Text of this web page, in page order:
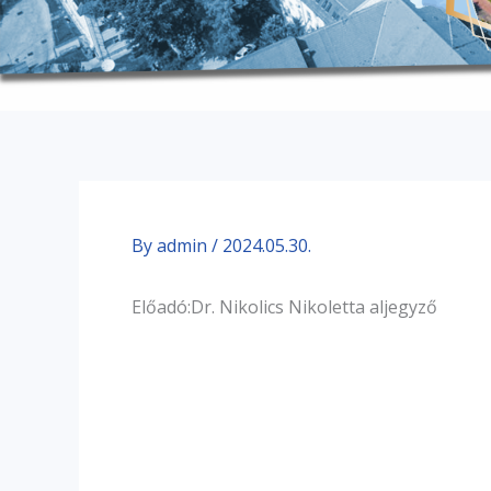
Byadmin / 2024.05.30.
Előadó:Dr. Nikolics Nikoletta aljegyző